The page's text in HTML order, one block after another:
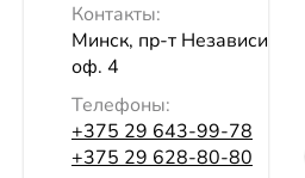
Контакты:
Минск, пр-т
оф. 4
Телефоны:
+375 29 643-99-78
+375 29 628-80-80